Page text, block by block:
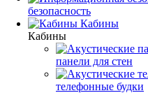
безопасность
Кабины
Кабины
панели для стен
телефонные будки